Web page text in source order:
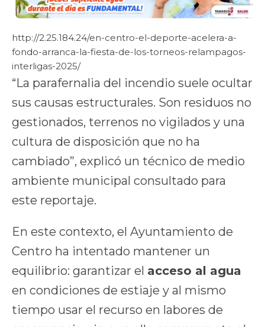
http://2.25.184.24/en-centro-el-deporte-acelera-a-
fondo-arranca-la-fiesta-de-los-torneos-relampagos-
interligas-2025/
“La parafernalia del incendio suele ocultar
sus causas estructurales. Son residuos no
gestionados, terrenos no vigilados y una
cultura de disposición que no ha
cambiado”, explicó un técnico de medio
ambiente municipal consultado para
este reportaje.
En este contexto, el Ayuntamiento de
Centro ha intentado mantener un
equilibrio: garantizar el acceso al agua
en condiciones de estiaje y al mismo
tiempo usar el recurso en labores de